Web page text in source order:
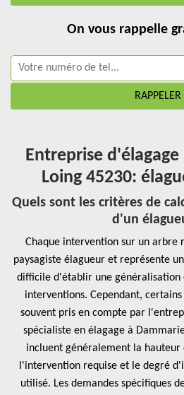
On vous rappelle
Entreprise
Loing 45230:
Quels sont les critères de
d'un
Chaque intervention sur un arbre
paysagiste élagueur et représente
difficile d'établir une généralisation
interventions. Cependant,
souvent pris en compte par
spécialiste en élagage à
incluent généralement la
l'intervention requise et le degré
utilisé. Les demandes spécifiques